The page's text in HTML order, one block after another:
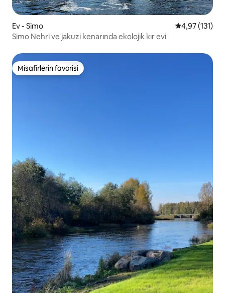
Ev - Simo 5 üzerinden
4,97 (131)
Simo Nehri ve jakuzi kenarında ekolojik kır evi
Misafirlerin favorisi
Misafirlerin favorisi